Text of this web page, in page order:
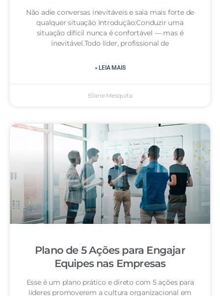
Não adie conversas inevitáveis e saia mais forte de
qualquer situação Introdução:Conduzir uma
situação difícil nunca é confortável — mas é
inevitável.Todo líder, profissional de
» LEIA MAIS
Eliane Mesquita
Plano de 5 Ações para Engajar
Equipes nas Empresas
Esse é um plano prático e direto com 5 ações para
líderes promoverem a cultura organizacional em